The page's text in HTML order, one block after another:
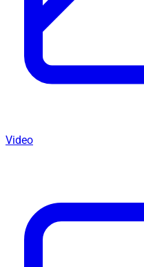
Video